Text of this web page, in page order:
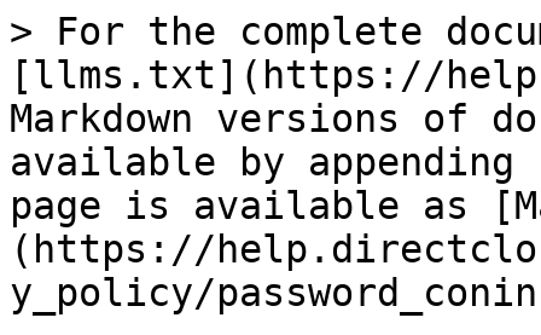
> For the complete
[llms.txt](https://
Markdown versions of
available by
page is available as
(https://
y_policy/